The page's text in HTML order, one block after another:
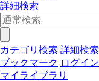
詳細検索
カテゴリ検索 詳細検索
ブックマーク ログイン
マイライブラリ